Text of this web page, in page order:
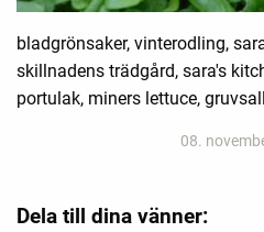
bladgrönsaker, vinterodling,
skillnadens trädgård, sara's
portulak, miners lettuce,
08.
Dela till dina vänner: